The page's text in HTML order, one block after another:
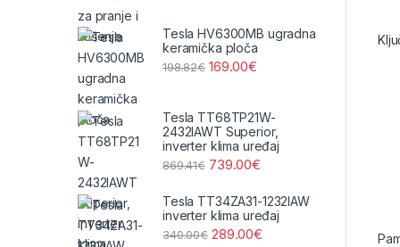
Tesla HV6300MB ugradna
keramička ploča
198.82€ 169.00€
Tesla TT68TP21W-
2432IAWT Superior,
inverter klima uređaj
869.41€ 739.00€
Tesla TT34ZA31-1232IAW
inverter klima uređaj
340.00€ 289.00€